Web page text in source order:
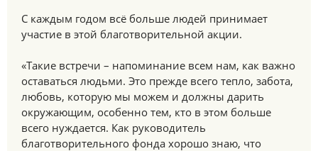
С каждым годом всё больше людей принимает
участие в этой благотворительной акции.
«Такие встречи – напоминание всем нам, как важно
оставаться людьми. Это прежде всего тепло, забота,
любовь, которую мы можем и должны дарить
окружающим, особенно тем, кто в этом больше
всего нуждается. Как руководитель
благотворительного фонда хорошо знаю, что